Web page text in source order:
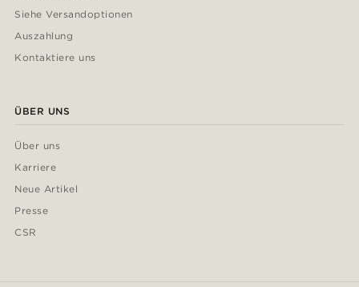
Siehe Versandoptionen
Auszahlung
Kontaktiere uns
ÜBER UNS
Über uns
Karriere
Neue Artikel
Presse
CSR